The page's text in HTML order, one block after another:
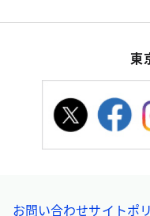
東
お問い合わせサイトポ